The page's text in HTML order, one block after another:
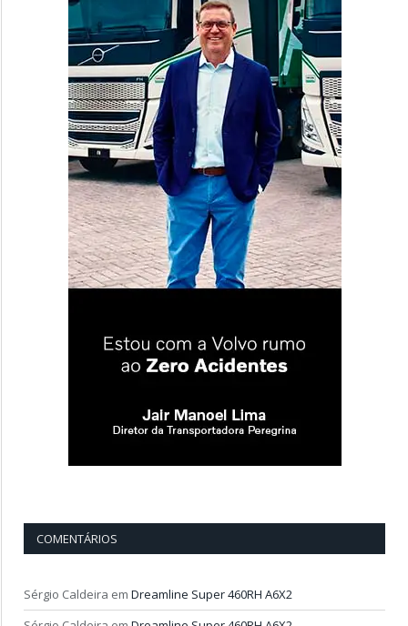
COMENTÁRIOS
Sérgio Caldeira em Dreamline Super 460RH A6X2